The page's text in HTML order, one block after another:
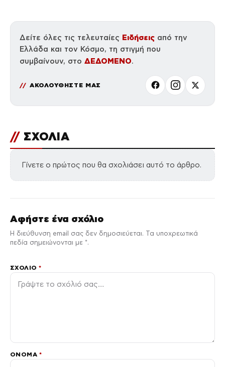
Δείτε όλες τις τελευταίες Ειδήσεις από την
Ελλάδα και τον Κόσμο, τη στιγμή που
συμβαίνουν, στο ΔΕΔΟΜΕΝΟ.
ΑΚΟΛΟΥΘΗΣΤΕ ΜΑΣ
// ΣΧΟΛΙΑ
Γίνετε ο πρώτος που θα σχολιάσει αυτό το άρθρο.
Αφήστε ένα σχόλιο
Η διεύθυνση email σας δεν δημοσιεύεται. Τα υποχρεωτικά
πεδία σημειώνονται με *.
ΣΧΌΛΙΟ*
ΌΝΟΜΑ *